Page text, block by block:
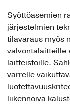
Syöttöasemien
järjestelmien
tilavaraus myös
valvontalaitteille
laitteistoille.
varrelle
liikennöivä